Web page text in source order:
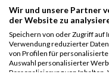
Wir und unsere Partner
der Website zu
Speichern von oder Zugriff auf
Verwendung reduzierter
von Profilen für
Auswahl personalisierter
Personalisierung von Inhalten.